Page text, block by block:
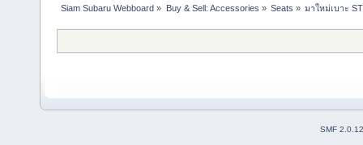
Siam Subaru Webboard » Buy & Sell: Accessories » Seats » มาใหม่เบาะ
SMF 2.0.12